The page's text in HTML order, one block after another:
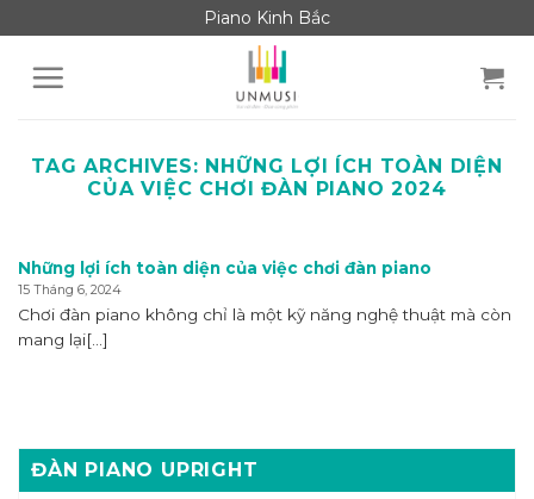
to
content
Piano Kinh Bắc
TAG ARCHIVES: NHỮNG LỢI ÍCH TOÀN DIỆN
CỦA VIỆC CHƠI ĐÀN PIANO 2024
ĐÀN PIANO UPRIGHT
Những lợi ích toàn diện của việc chơi đàn piano
15 Tháng 6, 2024
Chơi đàn piano không chỉ là một kỹ năng nghệ thuật mà còn
mang lại[...]